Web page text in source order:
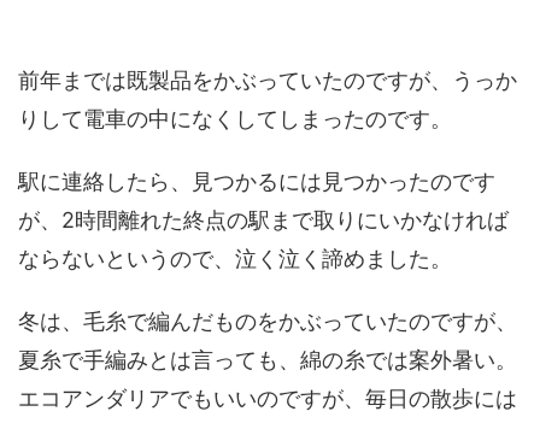
前年までは既製品をかぶっていたのですが、うっか
りして電車の中になくしてしまったのです。
駅に連絡したら、見つかるには見つかったのです
が、2時間離れた終点の駅まで取りにいかなければ
ならないというので、泣く泣く諦めました。
冬は、毛糸で編んだものをかぶっていたのですが、
夏糸で手編みとは言っても、綿の糸では案外暑い。
エコアンダリアでもいいのですが、毎日の散歩には